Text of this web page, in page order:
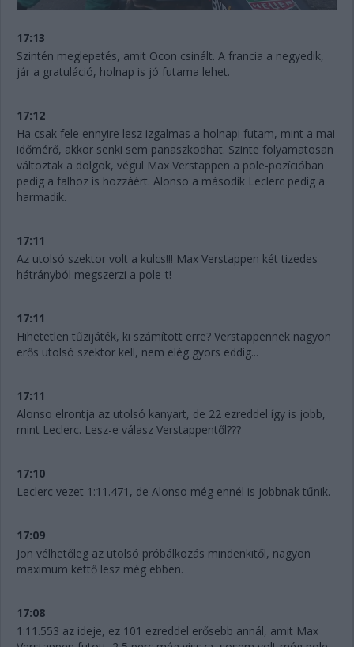
17:13
Szintén meglepetés, amit Ocon csinált. A francia a negyedik,
jár a gratuláció, holnap is jó futama lehet.
17:12
Ha csak fele ennyire lesz izgalmas a holnapi futam, mint a mai
időmérő, akkor senki sem panaszkodhat. Szinte folyamatosan
változtak a dolgok, végül Max Verstappen a pole-pozícióban
pedig a falhoz is hozzáért. Alonso a második Leclerc pedig a
harmadik.
17:11
Az utolsó szektor volt a kulcs!!! Max Verstappen két tizedes
hátrányból megszerzi a pole-t!
17:11
Hihetetlen tűzijáték, ki számított erre? Verstappennek nagyon
erős utolsó szektor kell, nem elég gyors eddig...
17:11
Alonso elrontja az utolsó kanyart, de 22 ezreddel így is jobb,
mint Leclerc. Lesz-e válasz Verstappentől???
17:10
Leclerc vezet 1:11.471, de Alonso még ennél is jobbnak tűnik.
17:09
Jön vélhetőleg az utolsó próbálkozás mindenkitől, nagyon
maximum kettő lesz még ebben.
17:08
1:11.553 az ideje, ez 101 ezreddel erősebb annál, amit Max